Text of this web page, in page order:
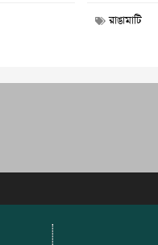
রাঙামাটি